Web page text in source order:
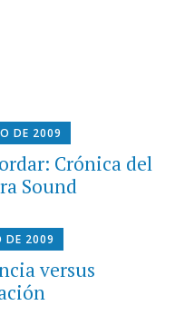
DE 2009
Crónica del
Sound
DE 2009
versus